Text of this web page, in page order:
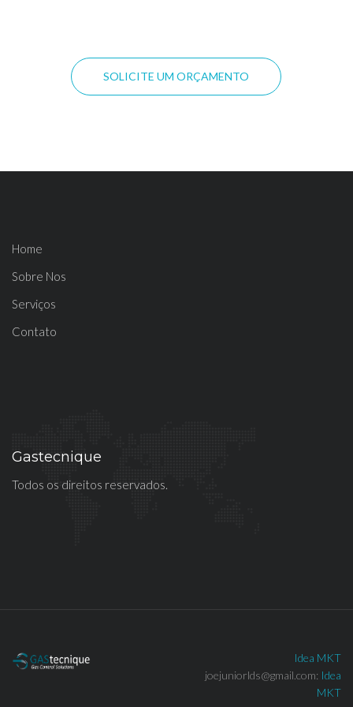
SOLICITE UM ORÇAMENTO
Home
Sobre Nos
Serviços
Contato
Gastecnique
Todos os direitos reservados.
Idea MKT
joejuniorlds@gmail.com: Idea
MKT